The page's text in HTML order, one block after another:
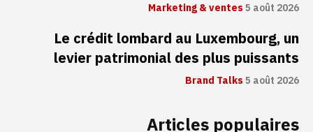
Marketing & ventes5 août 2026
Le crédit lombard au Luxembourg, un
levier patrimonial des plus puissants
Brand Talks5 août 2026
Articles populaires